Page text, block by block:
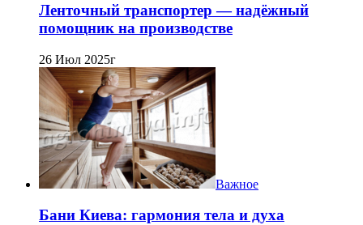
Ленточный транспортер — надёжный
помощник на производстве
26 Июл 2025г
Важное
Бани Киева: гармония тела и духа